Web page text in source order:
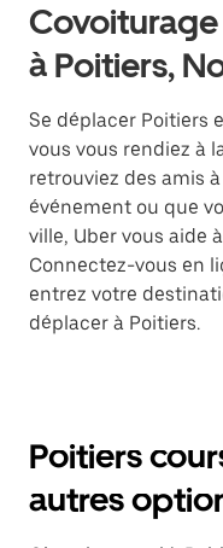
à Poitiers,
Se déplacer Poitiers
vous vous rendiez à
retrouviez des amis
événement ou que
ville, Uber vous aide
Connectez-vous en
entrez votre
déplacer à Poitiers.
Poitiers
autres